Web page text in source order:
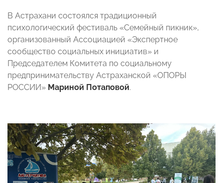
В Астрахани состоялся традиционный
психологический фестиваль «Семейный пикник»,
организованный Ассоциацией «Экспертное
сообщество социальных инициатив» и
Председателем Комитета по социальному
предпринимательству Астраханской «ОПОРЫ
РОССИИ» Мариной Потаповой.